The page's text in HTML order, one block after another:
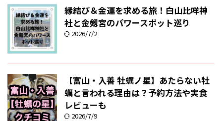
縁結び＆金運を求める旅！白山比咩神
社と金剱宮のパワースポット巡り
2026/7/2
【富山・入善 牡蠣ノ星】あたらない牡
蠣と言われる理由は？予約方法や実食
レビューも
2026/7/9